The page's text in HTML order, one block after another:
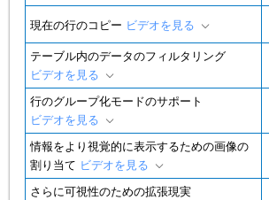
現在の行のコピー ビデオを見る
テーブル内のデータのフィルタリング
ビデオを見る
行のグループ化モードのサポート
ビデオを見る
情報をより視覚的に表示するための画像の
割り当て ビデオを見る
さらに可視性のための拡張現実